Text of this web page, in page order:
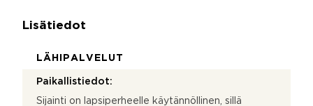
Lisätiedot
LÄHIPALVELUT
Paikallistiedot:
Sijainti on lapsiperheelle käytännöllinen, sillä